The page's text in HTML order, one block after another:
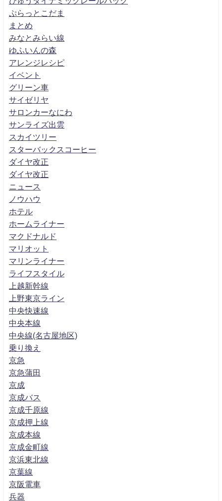
ぷらっとこだま
まとめ
みなとみらい線
ゆふいんの森
アレンジレシピ
イベント
グリーン車
サイゼリヤ
サロンカーなにわ
サンライズ出雲
スカイツリー
スターバックスコーヒー
ダイヤ改正
ダイヤ改正
ニュース
ノウハウ
ホテル
ホームライナー
マクドナルド
マリオット
マリンライナー
ライフスタイル
上越新幹線
上野東京ライン
中央快速線
中央本線
中央線(名古屋地区)
乗り換え
京急
京急蒲田
京成
京成バス
京成千原線
京成押上線
京成本線
京成金町線
京浜東北線
京葉線
京阪電車
兵器